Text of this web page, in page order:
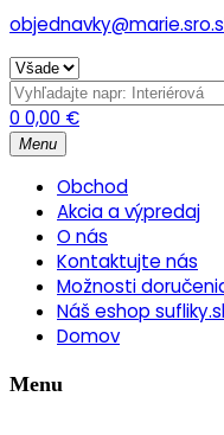
0 0,00 €
Menu
Obchod
Akcia a výpredaj
O nás
Kontaktujte nás
Možnosti
Náš eshop
Domov
Menu